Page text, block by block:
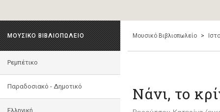
ΜΟΥΣΙΚΟ ΒΙΒΛΙΟΠΩΛΕΙΟ
Ρεμπέτικο
Παραδοσιακό - Δημοτικό
Ελληνική
Μουσικό Βιβλιοπωλείο >
Νάνι, το